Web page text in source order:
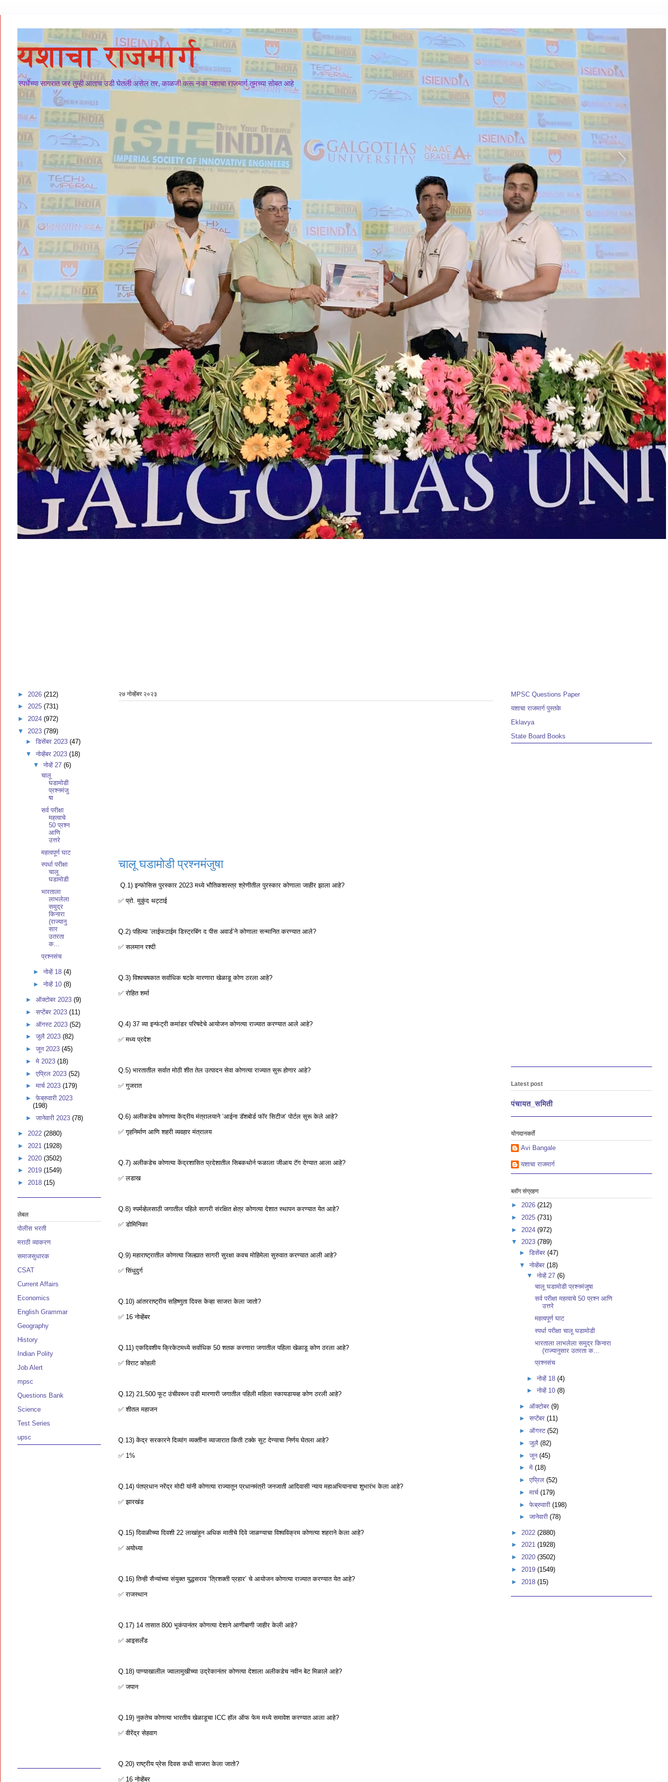
यशाचा राजमार्ग
स्पर्धेच्या सागरात जर तुम्ही आताच उडी घेतली असेल तर, काळजी करू नका यशाचा राजमार्ग तुमच्या सोबत आहे
२७ नोव्हेंबर २०२३
चालू घडामोडी प्रश्नमंजुषा
Q.1) इन्फोसिस पुरस्कार 2023 मध्ये भौतिकशास्त्र श्रेणीतील पुरस्कार कोणाला जाहीर झाला आहे?
✅ प्रो. मुकुंद थट्टाई
Q.2) पहिल्या ‘लाईफटाईम डिस्ट्रबिंग द पीस अवार्ड’ने कोणाला सन्मानित करण्यात आले?
✅ सलमान रश्दी
Q.3) विश्वचषकात सर्वाधिक षटके मारणारा खेळाडू कोण ठरला आहे?
✅ रोहित शर्मा
Q.4) 37 व्या इन्फंट्री कमांडर परिषदेचे आयोजन कोणत्या राज्यात करण्यात आले आहे?
✅ मध्य प्रदेश
Q.5) भारतातील सर्वात मोठी शीत तेल उत्पादन सेवा कोणत्या राज्यात सुरू होणार आहे?
✅ गुजरात
Q.6) अलीकडेच कोणत्या केंद्रीय मंत्रालयाने ‘आईना डॅशबोर्ड फॉर सिटीज’ पोर्टल सुरू केले आहे?
✅ गृहनिर्माण आणि शहरी व्यवहार मंत्रालय
Q.7) अलीकडेच कोणत्या केंद्रशासित प्रदेशातील सिबकथोर्न फळाला जीआय टॅग देण्यात आला आहे?
✅ लडाख
Q.8) स्पर्मव्हेलसाठी जगातील पहिले सागरी संरक्षित क्षेत्र कोणत्या देशात स्थापन करण्यात येत आहे?
✅ डोमिनिका
Q.9) महाराष्ट्रातील कोणत्या जिल्ह्यात सागरी सुरक्षा कवच मोहिमेला सुरुवात करण्यात आली आहे?
✅ सिंधुदुर्ग
Q.10) आंतरराष्ट्रीय सहिष्णुता दिवस केव्हा साजरा केला जातो?
✅ 16 नोव्हेंबर
Q.11) एकदिवशीय क्रिकेटमध्ये सर्वाधिक 50 शतक करणारा जगातील पहिला खेळाडू कोण ठरला आहे?
✅ विराट कोहली
Q.12) 21,500 फूट उंचीवरून उडी मारणारी जगातील पहिली महिला स्कायडायव्ह कोण ठरली आहे?
✅ शीतल महाजन
Q.13) केंद्र सरकारने दिव्यांग व्यक्तींना व्याजारात किती टक्के सूट देण्याचा निर्णय घेतला आहे?
✅ 1%
Q.14) पंतप्रधान नरेंद्र मोदी यांनी कोणत्या राज्यातून प्रधानमंत्री जनजाती आदिवासी न्याय महाअभियानाचा शुभारंभ केला आहे?
✅ झारखंड
Q.15) दिवाळीच्या दिवशी 22 लाखांहून अधिक मातीचे दिवे जाळण्याचा विश्वविक्रम कोणत्या शहराने केला आहे?
✅ अयोध्या
Q.16) तिन्ही सैन्यांच्या संयुक्त युद्धसराव ‘त्रिशक्ती प्रहार’ चे आयोजन कोणत्या राज्यात करण्यात येत आहे?
✅ राजस्थान
Q.17) 14 तासात 800 भूकंपानंतर कोणत्या देशाने आणीबाणी जाहीर केली आहे?
✅ आइसलँड
Q.18) पाण्याखालील ज्वालामुखीच्या उद्रेकानंतर कोणत्या देशाला अलीकडेच नवीन बेट मिळाले आहे?
✅ जपान
Q.19) नुकतेच कोणत्या भारतीय खेळाडूचा ICC हॉल ऑफ फेम मध्ये समावेश करण्यात आला आहे?
✅ वीरेंद्र सेहवाग
Q.20) राष्ट्रीय प्रेस दिवस कधी साजरा केला जातो?
✅ 16 नोव्हेंबर
► 2026 (212)
► 2025 (731)
► 2024 (972)
▼ 2023 (789)
► डिसेंबर 2023 (47)
▼ नोव्हेंबर 2023 (18)
▼नोव्हें 27(6)
चालू
घडामोडी
प्रश्नमंजु
षा
सर्व परीक्षा
महत्वाचे
50 प्रश्न
आणि
उत्तरे
महत्वपूर्ण घाट
स्पर्धा परीक्षा
चालू
घडामोडी
भारताला
लाभलेला
समुद्र
किनारा
(राज्यानु
सार
उतरता
क...
प्रश्नसंच
►नोव्हें 18(4)
►नोव्हें 10(8)
► ऑक्टोबर 2023 (9)
► सप्टेंबर 2023 (11)
► ऑगस्ट 2023 (52)
► जुलै 2023 (82)
► जून 2023 (45)
► मे 2023 (18)
► एप्रिल 2023 (52)
► मार्च 2023 (179)
► फेब्रुवारी 2023
(198)
► जानेवारी 2023 (78)
► 2022 (2880)
► 2021 (1928)
► 2020 (3502)
► 2019 (1549)
► 2018 (15)
लेबल
पोलीस भरती
मराठी व्याकरण
समाजसुधारक
CSAT
Current Affairs
Economics
English Grammar
Geography
History
Indian Polity
Job Alert
mpsc
Questions Bank
Science
Test Series
upsc
MPSC Questions Paper
यशाचा राजमार्ग पुस्तके
Eklavya
State Board Books
Latest post
पंचायत_समिती
योगदानकर्ते
Avi Bangale
यशाचा राजमार्ग
ब्लॉग संग्रहण
► 2026 (212)
► 2025 (731)
► 2024 (972)
▼ 2023 (789)
► डिसेंबर (47)
▼ नोव्हेंबर (18)
▼नोव्हें 27(6)
चालू घडामोडी प्रश्नमंजुषा
सर्व परीक्षा महत्वाचे 50 प्रश्न आणि
उत्तरे
महत्वपूर्ण घाट
स्पर्धा परीक्षा चालू घडामोडी
भारताला लाभलेला समुद्र किनारा
(राज्यानुसार उतरता क...
प्रश्नसंच
►नोव्हें 18(4)
►नोव्हें 10(8)
► ऑक्टोबर (9)
► सप्टेंबर (11)
► ऑगस्ट (52)
► जुलै (82)
► जून (45)
► मे (18)
► एप्रिल (52)
► मार्च (179)
► फेब्रुवारी (198)
► जानेवारी (78)
► 2022 (2880)
► 2021 (1928)
► 2020 (3502)
► 2019 (1549)
► 2018 (15)